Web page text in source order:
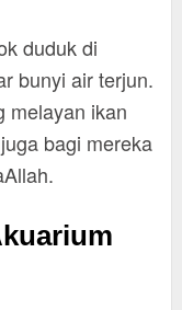
duduk di
bunyi air terjun.
melayan ikan
bagi mereka